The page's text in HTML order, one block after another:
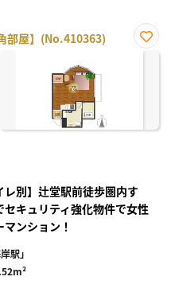
部屋】(No.410363)
お気
レ別】辻堂駅前徒歩圏内す
キュリティ強化物件で女性
ンション！
駅」